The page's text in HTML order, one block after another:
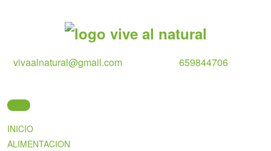
vivaalnatural@gmail.com
659844706
INICIO
ALIMENTACION